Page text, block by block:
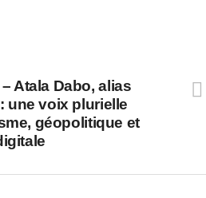
Atala Dabo, alias
une voix plurielle
géopolitique et